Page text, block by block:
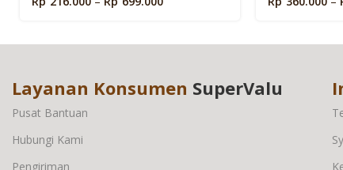
Layanan Konsumen SuperValu
Pusat Bantuan
Hubungi Kami
Pengiriman